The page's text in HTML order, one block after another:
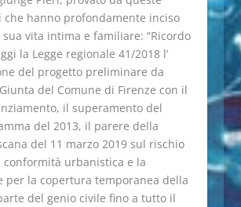
hanno profondamente inciso
vita intima e familiare: “Ricordo
la Legge regionale 41/2018 l’
del progetto preliminare da
del Comune di Firenze con il
il superamento del
del 2013, il parere della
del 11 marzo 2019 sul rischio
conformità urbanistica e la
per la copertura temporanea della
del genio civile fino a tutto il